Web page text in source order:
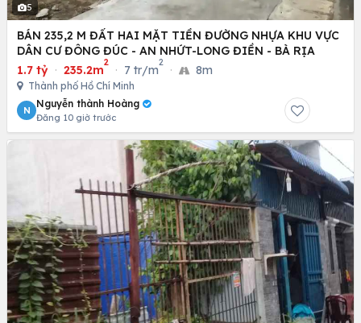
5
BÁN 235,2 M ĐẤT HAI MẶT TIỀN ĐƯỜNG NHỰA KHU VỰC
DÂN CƯ ĐÔNG ĐÚC - AN NHỨT-LONG ĐIỀN - BÀ RỊA
1.7 tỷ · 235.2m
2
· 7 tr/m
2
· 8m
Thành phố Hồ Chí Minh
N
Nguyễn thành Hoàng
Đăng 10 giờ trước